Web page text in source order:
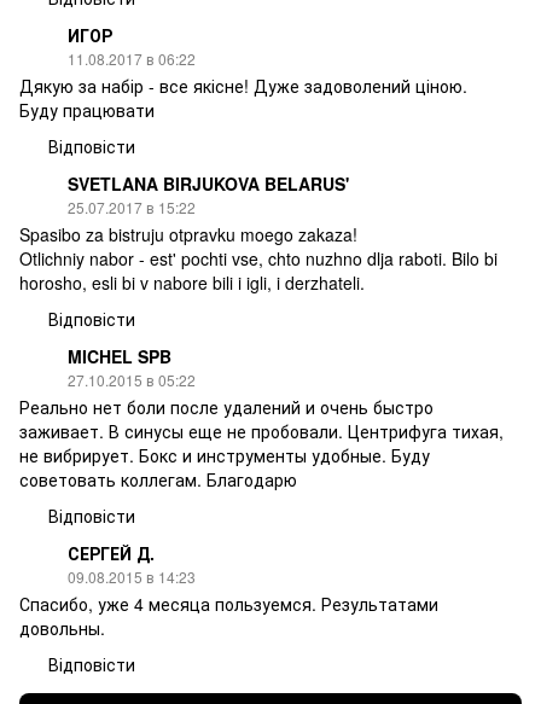
ИГОР
11.08.2017 в 06:22
Дякую за набір - все якісне! Дуже задоволений ціною.
Буду працювати
Відповісти
SVETLANA BIRJUKOVA BELARUS'
25.07.2017 в 15:22
Spasibo za bistruju otpravku moego zakaza!
Otlichniy nabor - est' pochti vse, chto nuzhno dlja raboti. Bilo bi
horosho, esli bi v nabore bili i igli, i derzhateli.
Відповісти
MICHEL SPB
27.10.2015 в 05:22
Реально нет боли после удалений и очень быстро
заживает. В синусы еще не пробовали. Центрифуга тихая,
не вибрирует. Бокс и инструменты удобные. Буду
советовать коллегам. Благодарю
Відповісти
СЕРГЕЙ Д.
09.08.2015 в 14:23
Спасибо, уже 4 месяца пользуемся. Результатами
довольны.
Відповісти